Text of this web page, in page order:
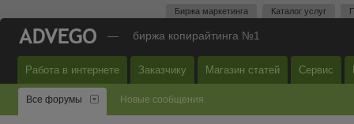
Биржа маркетинга Каталог услуг
— биржа копирайтинга №1
Работа в интернете Заказчику Магазин статей Сервис
Все форумы Новые сообщения